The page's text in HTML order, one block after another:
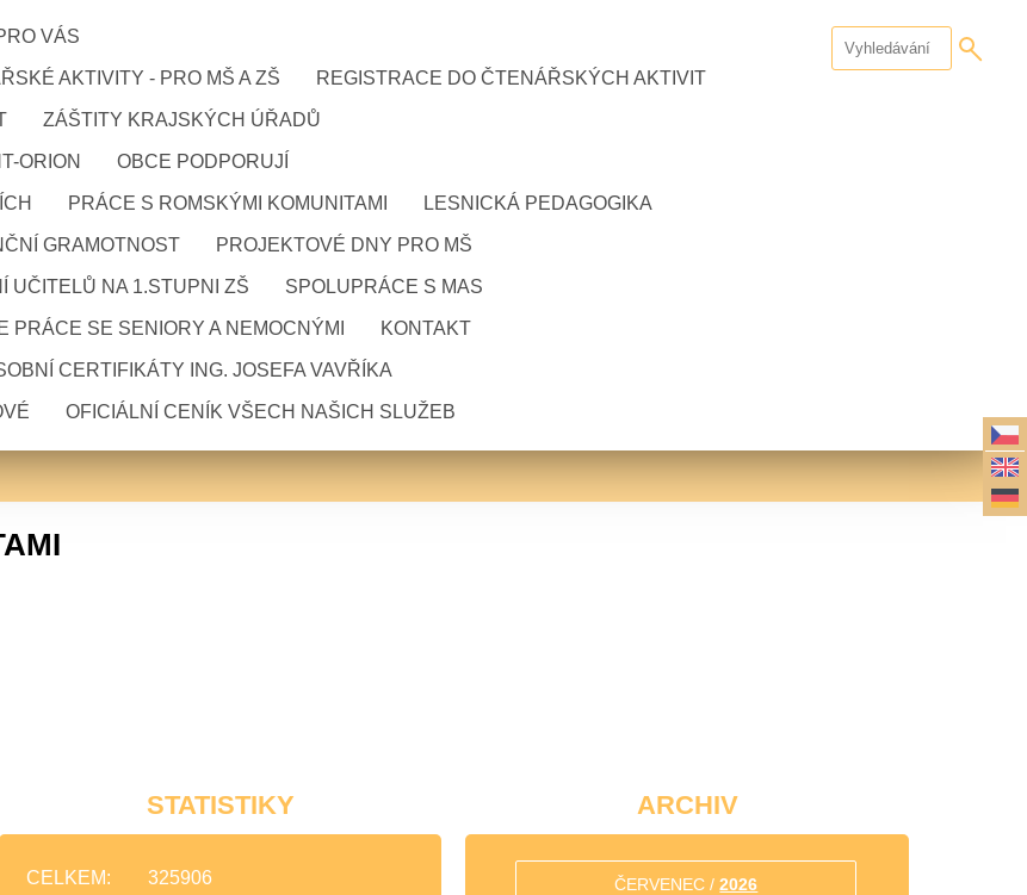
VÁS
AKTIVITY - PRO MŠ A ZŠ REGISTRACE DO ČTENÁŘSKÝCH AKTIVIT
ZÁŠTITY KRAJSKÝCH ÚŘADŮ
ORION OBCE PODPORUJÍ
PRÁCE S ROMSKÝMI KOMUNITAMI LESNICKÁ PEDAGOGIKA
GRAMOTNOST PROJEKTOVÉ DNY PRO MŠ
UČITELŮ NA 1.STUPNI ZŠ SPOLUPRÁCE S MAS
PRÁCE SE SENIORY A NEMOCNÝMI KONTAKT
CERTIFIKÁTY ING. JOSEFA VAVŘÍKA
OFICIÁLNÍ CENÍK VŠECH NAŠICH SLUŽEB
STATISTIKY
CELKEM:
325906
ARCHIV
ČERVENEC /2026